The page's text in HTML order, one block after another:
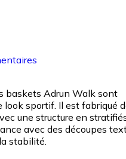
baskets Adrun Walk sont
look sportif. Il est fabriqué
une structure en
avec des découpes
stabilité.